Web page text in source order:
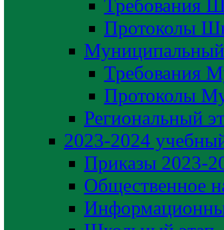
Требования
Протоколы
Муниципальный
Требования
Протоколы
Региональный
2023-2024
Приказы 2023-
Общественное